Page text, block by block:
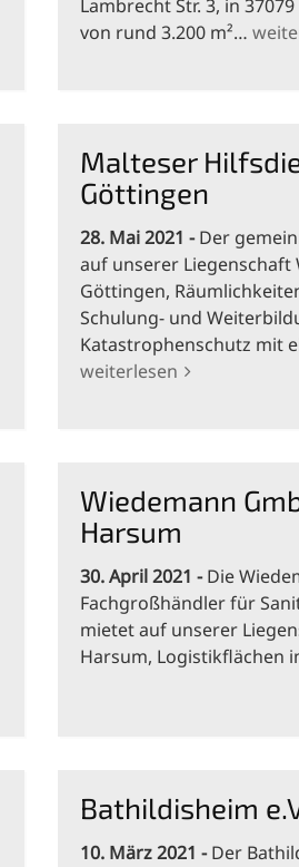
Lambrecht Str. 3, in
von rund 3.200 m²…
Malteser
Göttingen
28. Mai 2021
Der
auf unserer Liegenschaft
Göttingen,
Schulung- und
Katastrophenschutz mit
weiterlesen
Wiedemann
Harsum
30. April 2021
Die
Fachgroßhändler für
mietet auf unserer
Harsum, Logistikflächen
Bathildisheim
10. März 2021 Der